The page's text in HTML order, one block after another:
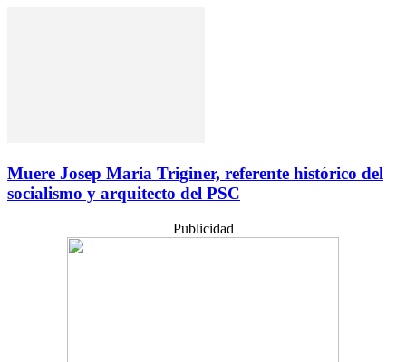
Muere Josep Maria Triginer, referente histórico del
socialismo y arquitecto del PSC
Publicidad